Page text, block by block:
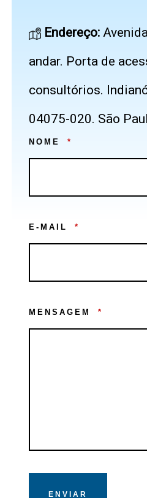
Endereço:
andar. Porta de
consultórios.
04075-020. São
NOME *
E-MAIL *
MENSAGEM *
ENVIAR